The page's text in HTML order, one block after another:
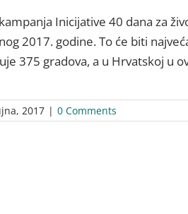
Inicijative 40 dana za
2017. godine. To će biti
375 gradova, a u Hrvatskoj u
2017 | 0 Comments